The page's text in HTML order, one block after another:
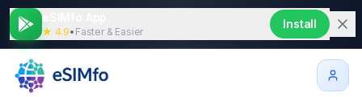
★ 4.9• Faster & Easier
Install